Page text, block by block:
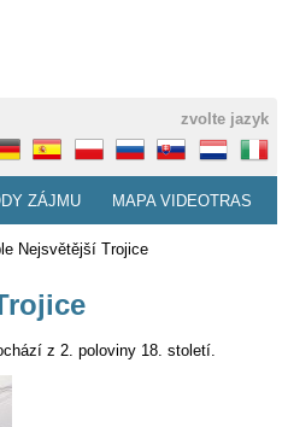
zvolte jazyk
ZÁJMU MAPA VIDEOTRAS
Nejsvětější Trojice
z 2. poloviny 18. století.